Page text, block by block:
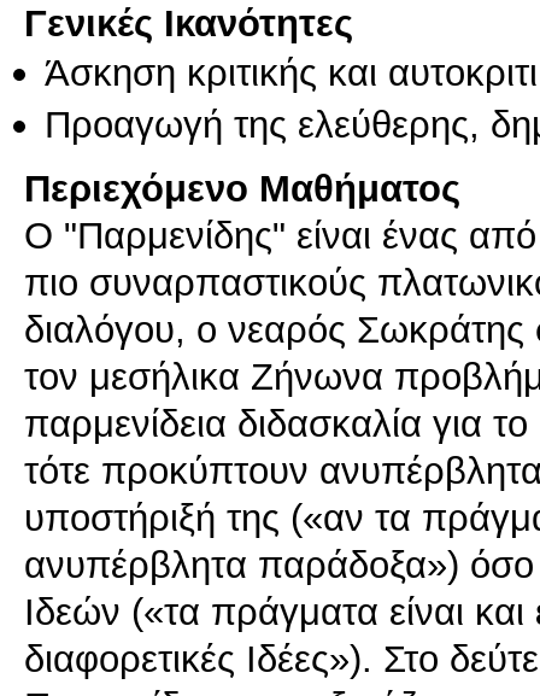
Γενικές Ικανότητες
Άσκηση κριτικής και
Προαγωγή της ελεύθερης,
Περιεχόμενο Μαθήματος
Ο "Παρμενίδης" είναι ένας
πιο συναρπαστικούς
διαλόγου, ο νεαρός Σωκράτης
τον μεσήλικα Ζήνωνα
παρμενίδεια διδασκαλία για
τότε προκύπτουν
υποστήριξή της («αν τα
ανυπέρβλητα παράδοξα»)
Ιδεών («τα πράγματα είναι
διαφορετικές Ιδέες»). Στο